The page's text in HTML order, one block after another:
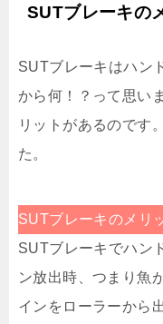
SUTブレーキの
SUTブレーキはハン
から何！？って思い
リットがあるのです
た。
SUTブレーキのメリ
SUTブレーキでハン
ン放出時、つまり魚
インをローラーから